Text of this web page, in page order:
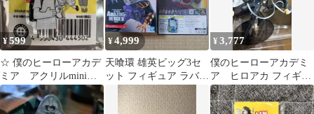
¥599
☆ 僕のヒーローアカデ
ミア アクリルminiフ
ィギュア 天喰環
¥4,999
天喰環 雄英ビッグ3セ
ット フィギュア ラバス
ト クリアファイル ヒロ
アカ
¥3,777
僕のヒーローアカデミ
ア ヒロアカ フィギュ
ア まとめ売り